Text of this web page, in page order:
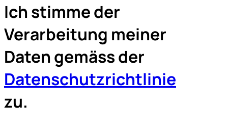
Ich stimme der
Verarbeitung meiner
Daten gemäss der
Datenschutzrichtlinie
zu.